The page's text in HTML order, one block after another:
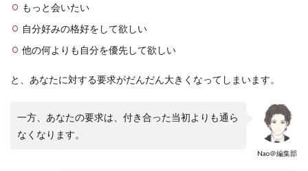
もっと会いたい
自分好みの格好をして欲しい
他の何よりも自分を優先して欲しい
と、あなたに対する要求がだんだん大きくなってしまいます。
Nao＠編集部
一方、あなたの要求は、付き合った当初よりも通ら
なくなります。